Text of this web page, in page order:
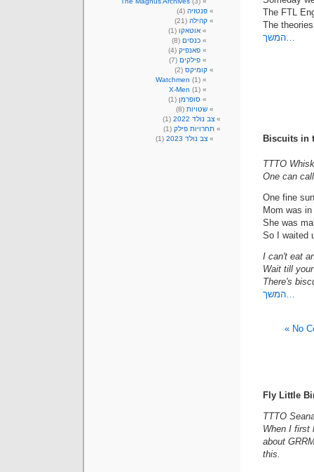
The FTL
The
המשך…
Biscuits in
TTTO
One can
One fine
Mom was
She was
So I waited
I can't eat
Wait till
There's
המשך…
No
Fly Little
TTTO
When I first
about
this.
פנטזיה (4)
קהילה (21)
אוטאקו (1)
כנסים (8)
פאנפיק (4)
פילקים (7)
קומיקס (2)
Watchmen (1)
X-Men (1)
סופרמן (1)
שטויות (8)
צב נולד 2022
(1)
תחרויות פילק (1)
צב נולד 2023
(1)